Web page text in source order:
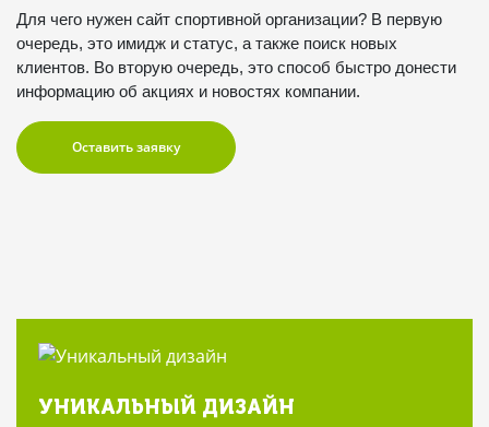
Для чего нужен сайт спортивной организации? В первую
очередь, это имидж и статус, а также поиск новых
клиентов. Во вторую очередь, это способ быстро донести
информацию об акциях и новостях компании.
Оставить заявку
УНИКАЛЬНЫЙ ДИЗАЙН